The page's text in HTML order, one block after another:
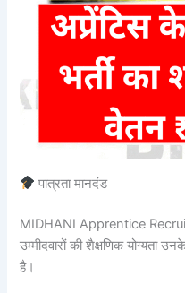
पात्रता मानदंड
MIDHANI Apprentice
उम्मीदवारों की शैक्षणिक योग्यता
है।